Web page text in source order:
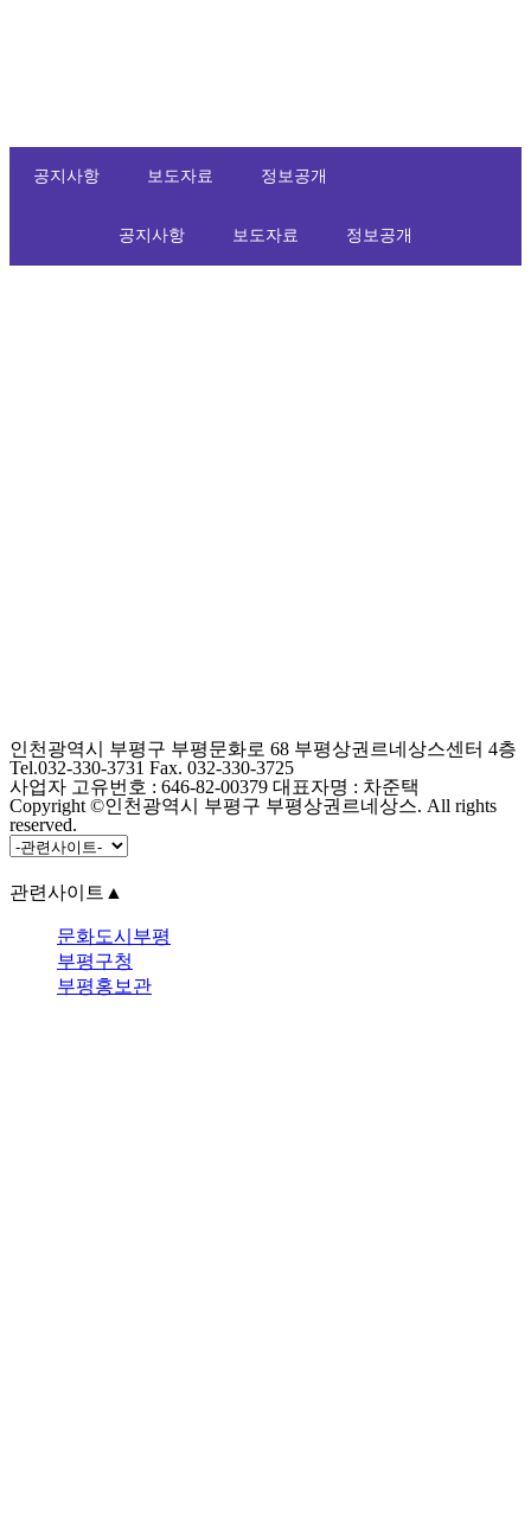
공지사항 보도자료 정보공개
공지사항 보도자료 정보공개
인천광역시 부평구 부평문화로 68 부평상권르네상스센터 4층
Tel.032-330-3731 Fax. 032-330-3725
사업자 고유번호 : 646-82-00379 대표자명 : 차준택
Copyright ©인천광역시 부평구 부평상권르네상스. All rights
reserved.
관련사이트 ▲
문화도시부평
부평구청
부평홍보관